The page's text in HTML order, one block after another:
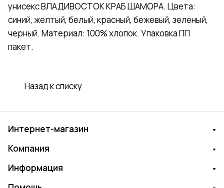
унисекс ВЛАДИВОСТОК КРАБ ШАМОРА. Цвета:
синий, желтый, белый, красный, бежевый, зеленый,
черный. Материал: 100% хлопок. Упаковка ПП
пакет.
Назад к списку
Интернет-магазин
Компания
Информация